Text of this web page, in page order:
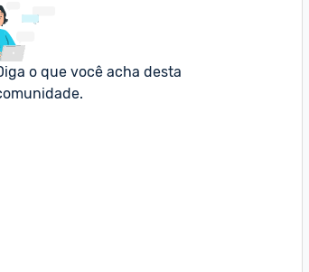
o que você acha desta